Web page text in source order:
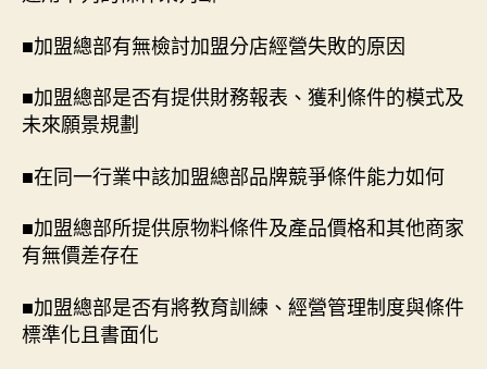
■加盟總部有無檢討加盟分店經營失敗的原因
■加盟總部是否有提供財務報表、獲利條件的模式及
未來願景規劃
■在同一行業中該加盟總部品牌競爭條件能力如何
■加盟總部所提供原物料條件及產品價格和其他商家
有無價差存在
■加盟總部是否有將教育訓練、經營管理制度與條件
標準化且書面化